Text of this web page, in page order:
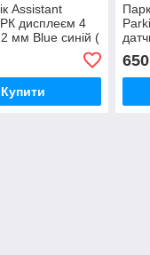
Assistant
дисплеєм 4
мм Blue синій (
Купити
650